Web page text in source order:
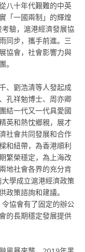
八十年代艱難的中英
「一國兩制」的輝煌
驗，滬港經濟發展協
同步，攜手前進。三
協會，社會影響力與
。
、劉浩清等人發起成
孔祥勉博士、周亦卿
結一代又一代具愛國
英和熱忱鄉親，展才
社會共同發展和合作
和紐帶，為香港順利
繁榮穩定，為上海改
地社會各界的充分肯
學成立滬港經濟政策
政策諮詢和建議。
協會有了固定的辦公
的長期穩定發展提供